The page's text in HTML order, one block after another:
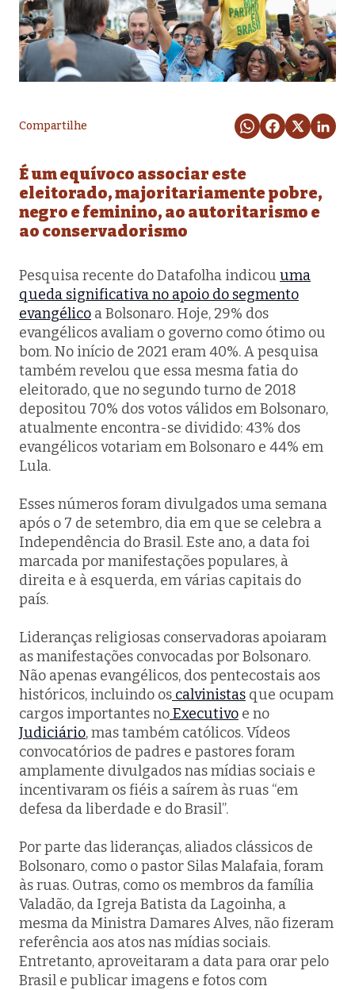
Compartilhe
É um equívoco associar este
eleitorado, majoritariamente pobre,
negro e feminino, ao autoritarismo e
ao conservadorismo
Pesquisa recente do Datafolha indicou uma
queda significativa no apoio do segmento
evangélico a Bolsonaro. Hoje, 29% dos
evangélicos avaliam o governo como ótimo ou
bom. No início de 2021 eram 40%. A pesquisa
também revelou que essa mesma fatia do
eleitorado, que no segundo turno de 2018
depositou 70% dos votos válidos em Bolsonaro,
atualmente encontra-se dividido: 43% dos
evangélicos votariam em Bolsonaro e 44% em
Lula.
Esses números foram divulgados uma semana
após o 7 de setembro, dia em que se celebra a
Independência do Brasil. Este ano, a data foi
marcada por manifestações populares, à
direita e à esquerda, em várias capitais do
país.
Lideranças religiosas conservadoras apoiaram
as manifestações convocadas por Bolsonaro.
Não apenas evangélicos, dos pentecostais aos
históricos, incluindo os calvinistas que ocupam
cargos importantes noExecutivo e no
Judiciário, mas também católicos. Vídeos
convocatórios de padres e pastores foram
amplamente divulgados nas mídias sociais e
incentivaram os fiéis a saírem às ruas “em
defesa da liberdade e do Brasil”.
Por parte das lideranças, aliados clássicos de
Bolsonaro, como o pastor Silas Malafaia, foram
às ruas. Outras, como os membros da família
Valadão, da Igreja Batista da Lagoinha, a
mesma da Ministra Damares Alves, não fizeram
referência aos atos nas mídias sociais.
Entretanto, aproveitaram a data para orar pelo
Brasil e publicar imagens e fotos com